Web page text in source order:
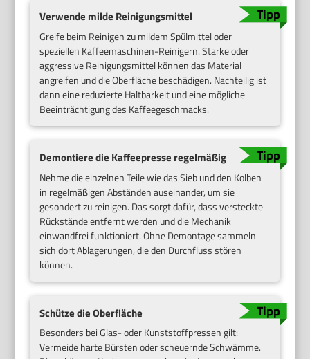
Verwende milde Reinigungsmittel
Greife beim Reinigen zu mildem Spülmittel oder
speziellen Kaffeemaschinen-Reinigern. Starke oder
aggressive Reinigungsmittel können das Material
angreifen und die Oberfläche beschädigen. Nachteilig ist
dann eine reduzierte Haltbarkeit und eine mögliche
Beeinträchtigung des Kaffeegeschmacks.
Demontiere die Kaffeepresse regelmäßig
Nehme die einzelnen Teile wie das Sieb und den Kolben
in regelmäßigen Abständen auseinander, um sie
gesondert zu reinigen. Das sorgt dafür, dass versteckte
Rückstände entfernt werden und die Mechanik
einwandfrei funktioniert. Ohne Demontage sammeln
sich dort Ablagerungen, die den Durchfluss stören
können.
Schütze die Oberfläche
Besonders bei Glas- oder Kunststoffpressen gilt:
Vermeide harte Bürsten oder scheuernde Schwämme.